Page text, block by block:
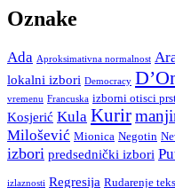
Oznake
Ada Aproksimativna normalnost
lokalni izbori Democracy
vremenu Francuska izborni otisci
Kosjerić Kula Kurir
Milošević Mionica Negotin
izbori predsednički izbori
izlaznosti Regresija Rudarenje